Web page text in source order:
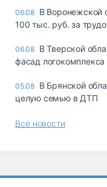
06.08 В Воронежской
100 тыс. руб. за
06.08 В Тверской
фасад логокомплекса
05.08 В Брянской
целую семью в ДТП
Все новости